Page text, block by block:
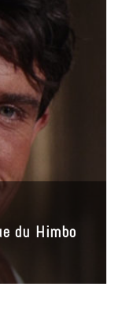
du Himbo